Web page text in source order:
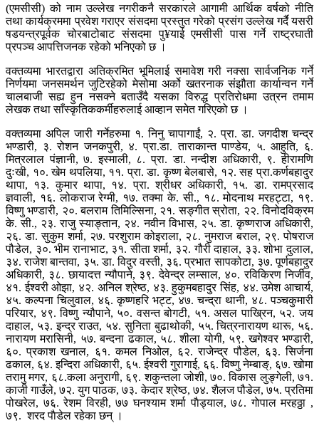
(एमसीसी) को नाम उल्लेख नगरीकनै सरकारले आगामी आर्थिक वर्षको नीति
तथा कार्यक्रममा प्रवेश गराएर संसदमा प्रस्तुत गरेको प्रसंग उल्लेख गर्दै यसरी
षडयन्त्रपूर्वक चोरबाटोबाट संसदमा पु¥याई एमसीसी पास गर्ने राष्ट्रघाती
प्रपञ्च आपत्तिजनक रहेको भनिएको छ ।
वक्तव्यमा भारतद्वारा अतिक्रमित भूमिलाई समावेश गरी नक्सा सार्वजनिक गर्ने
निर्णयमा जनसमर्थन जुटिरहेको मेसोमा अर्को खतरनाक संझौता कार्यान्वन गर्ने
चालबाजी सह्य हुन नसक्ने बताउँदै यसका विरुद्ध प्रतिरोधमा उत्रन तमाम
लेखक तथा साँस्कृतिककर्मीहरुलाई आव्हान समेत गरिएको छ ।
वक्तव्यमा अपिल जारी गर्नेहरुमा १. निनु चापागाईं, २. प्रा. डा. जगदीश चन्द्र
भण्डारी, ३. रोशन जनकपुरी, ४. प्रा.डा. ताराकान्त पाण्डेय, ५. आहुति, ६.
मित्रलाल पंज्ञानी, ७. इस्माली, ८. प्रा. डा. नन्दीश अधिकारी, ९. हीरामणि
दुःखी, १०. खेम थपलिया, ११. प्रा. डा. कृष्ण बेलबासे, १२. सह प्रा.कर्णबहादुर
थापा, १३. कुमार थापा, १४. प्रा. श्रीधर अधिकारी, १५. डा. रामप्रसाद
ज्ञवाली, १६. लोकराज रेग्मी, १७. तक्मा के. सी., १८. मोदनाथ मरहट्टा, १९.
विष्णु भण्डारी, २०. बलराम तिमिल्सिना, २१. सङ्गीत स्रोता, २२. विनोदविक्रम
के. सी., २३. राजु स्याङ्तान, २४. नवीन विभास, २५. डा. कृष्णराज अधिकारी,
२६. डा. सुकुम शर्मा, २७. परशुराम कोइराला, २८. नुमराज बराल, २९. पोषराज
पौडेल, ३०. भीम रानाभाट, ३१. सीता शर्मा, ३२. गौरी दाहाल, ३३. शोभा दुलाल,
३४. राजेश बान्तवा, ३५. डा. विदुर वस्ती, ३६. प्रभात सापकोटा, ३७. पूर्णबहादुर
अधिकारी, ३८. छायादत्त न्यौपाने, ३९. देवेन्द्र लम्साल, ४०. रविकिरण निर्जीव,
४१. ईश्वरी ओझा, ४२. अनिल श्रेष्ठ, ४३. हुकुमबहादुर सिंह, ४४. उमेश आचार्य,
४५. कल्पना चिलुवाल, ४६. कृष्णहरि भट्ट, ४७. चन्द्रा थानी, ४८. पञ्चकुमारी
परियार, ४९. विष्णु न्यौपाने, ५०. वसन्त बोगटी, ५१. असल पाख्रिन, ५२. जय
दाहाल, ५३. इन्द्र राउत, ५४. सुनिता बुढाथोकी, ५५. चित्रनारायण थारू, ५६.
नारायण मरासिनी, ५७. बन्दना ढकाल, ५८. शीला योगी, ५९. खगेश्वर भण्डारी,
६०. प्रकाश खनाल, ६१. कमल निओल, ६२. राजेन्द्र पौडेल, ६३. सिर्जना
ढकाल, ६४. इन्दिरा अधिकारी, ६५. ईश्वरी गुरागाई, ६६. विष्णु नेम्बाङ्, ६७. खोमा
तरामु मगर, ६८.कला अनुरागी, ६९. शकुन्तला जोशी, ७०. विकास लुङ्गेली, ७१.
काजी गाउँले, ७२. युग पाठक, ७३. केदार श्रेष्ठ, ७४. शैलज पौडेल, ७५. प्रतिमा
पोखरेल, ७६. रेशम विरही, ७७ घनश्याम शर्मा पाैड्याल, ७८. गाेपाल मरहठ्ठा ,
७९. शरद पाैडेल रहेका छन् ।